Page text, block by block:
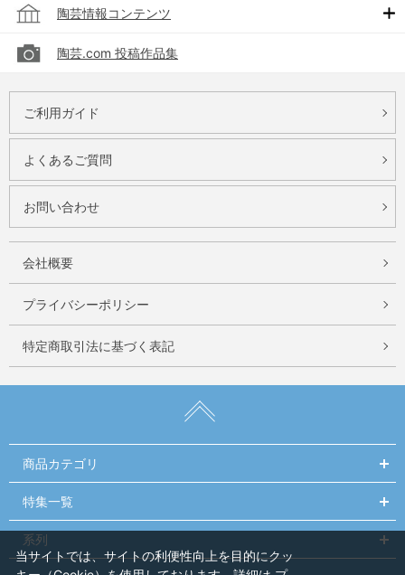
陶芸情報コンテンツ
陶芸.com 投稿作品集
ご利用ガイド
よくあるご質問
お問い合わせ
会社概要
プライバシーポリシー
特定商取引法に基づく表記
商品カテゴリ
特集一覧
系列
当サイトでは、サイトの利便性向上を目的にクッ